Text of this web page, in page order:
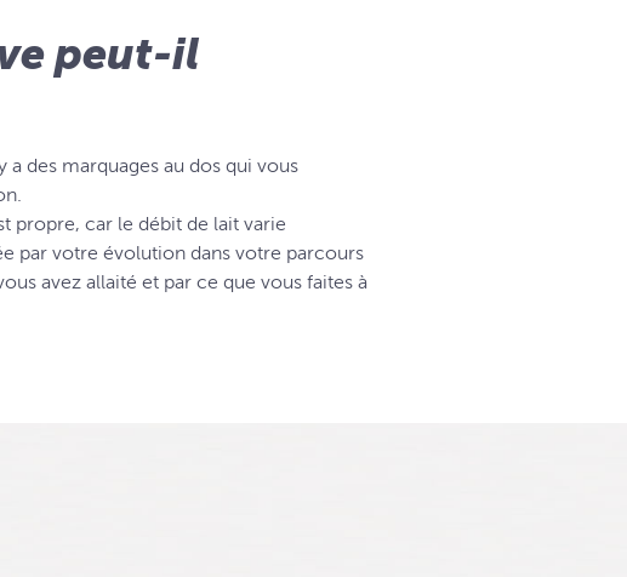
peut-il
des marquages au dos qui vous
propre, car le débit de lait varie
par votre évolution dans votre parcours
avez allaité et par ce que vous faites à